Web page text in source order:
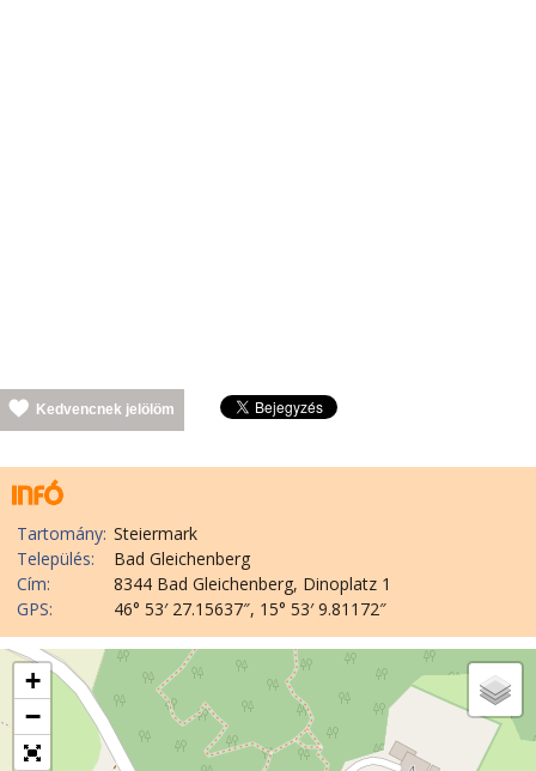
Kedvencnek jelölöm
Tartomány: Steiermark
Település:
Bad Gleichenberg
Cím:
8344 Bad Gleichenberg, Dinoplatz 1
GPS:
46° 53′ 27.15637″, 15° 53′ 9.81172″
+
−